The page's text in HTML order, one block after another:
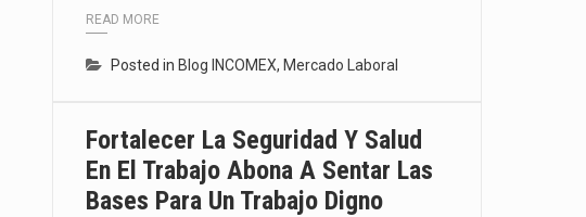
READ MORE
Posted in Blog INCOMEX, Mercado Laboral
Fortalecer La Seguridad Y Salud
En El Trabajo Abona A Sentar Las
Bases Para Un Trabajo Digno